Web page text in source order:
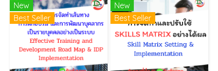
New
Best Seller
New
Best Seller